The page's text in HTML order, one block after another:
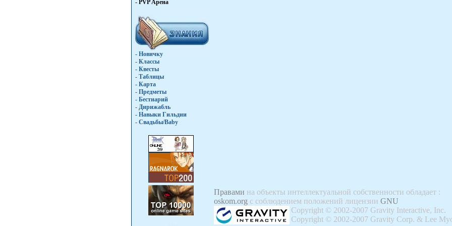
- PVP Арена
- Новичку
- Классы
- Квесты
- Таблицы
- Карта
- Предметы
- Бестиарий
- Дирижабль
- Навыки Гильдии
- Свадьбы/Baby
Правами на объекты интеллектуальной собственности обладает :
oskom.org с соблюдением положений лицензии GNU
Copyright © 2002-2007 Gravity Interactive, Inc.
Copyright © 2002-2007 Gravity Corp. & Lee